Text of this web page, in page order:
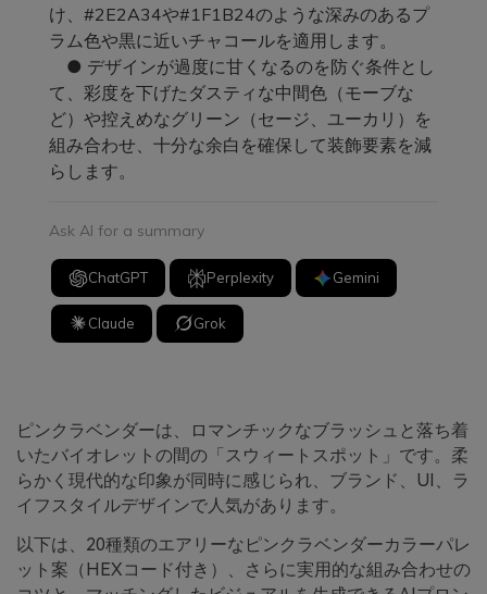
け、#2E2A34や#1F1B24のような深みのあるプ
ラム色や黒に近いチャコールを適用します。
● デザインが過度に甘くなるのを防ぐ条件とし
て、彩度を下げたダスティな中間色（モーブな
ど）や控えめなグリーン（セージ、ユーカリ）を
組み合わせ、十分な余白を確保して装飾要素を減
らします。
Ask AI for a summary
ChatGPT Perplexity Gemini
Claude Grok
ピンクラベンダーは、ロマンチックなブラッシュと落ち着
いたバイオレットの間の「スウィートスポット」です。柔
らかく現代的な印象が同時に感じられ、ブランド、UI、ラ
イフスタイルデザインで人気があります。
以下は、20種類のエアリーなピンクラベンダーカラーパレ
ット案（HEXコード付き）、さらに実用的な組み合わせの